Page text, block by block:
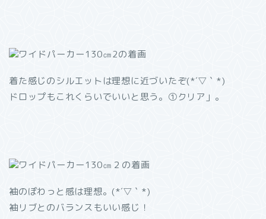
着た感じのシルエットは理想に近づいたぞ(*´▽｀*)
ドロップもこれくらいでいいと思う。①クリア」。
袖のぽわっと感は理想。(*´▽｀*)
袖リブとのバランスもいい感じ！